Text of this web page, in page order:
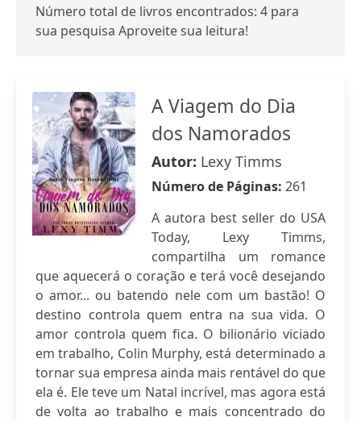
Número total de livros encontrados: 4 para
sua pesquisa Aproveite sua leitura!
A Viagem do Dia
dos Namorados
Autor: Lexy Timms
Número de Páginas: 261
A autora best seller do USA
Today, Lexy Timms,
compartilha um romance
que aquecerá o coração e terá você desejando
o amor... ou batendo nele com um bastão! O
destino controla quem entra na sua vida. O
amor controla quem fica. O bilionário viciado
em trabalho, Colin Murphy, está determinado a
tornar sua empresa ainda mais rentável do que
ela é. Ele teve um Natal incrível, mas agora está
de volta ao trabalho e mais concentrado do